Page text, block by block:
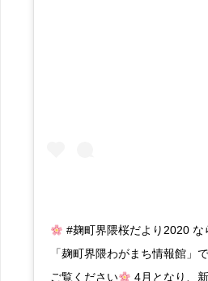
#麹町界隈桜だより2020
「麹町界隈わがまち情報館」
ご覧ください
4月となり、